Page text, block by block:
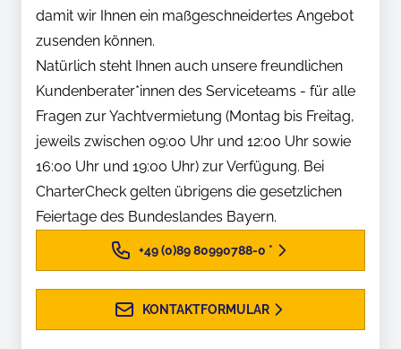
damit wir Ihnen ein maßgeschneidertes Angebot
zusenden können.
Natürlich steht Ihnen auch unsere freundlichen
Kundenberater*innen des Serviceteams - für alle
Fragen zur Yachtvermietung (Montag bis Freitag,
jeweils zwischen 09:00 Uhr und 12:00 Uhr sowie
16:00 Uhr und 19:00 Uhr) zur Verfügung. Bei
CharterCheck gelten übrigens die gesetzlichen
Feiertage des Bundeslandes Bayern.
+49 (0)89 80990788-0 *
KONTAKTFORMULAR